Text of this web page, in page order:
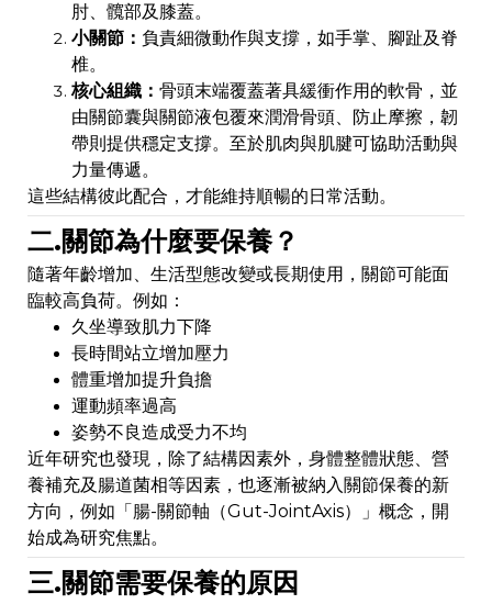
肘、髖部及膝蓋。
小關節： 負責細微動作與支撐，如手掌、腳趾及脊
椎。
核心組織： 骨頭末端覆蓋著具緩衝作用的軟骨，並
由關節囊與關節液包覆來潤滑骨頭、防止摩擦，韌
帶則提供穩定支撐。至於肌肉與肌腱可協助活動與
力量傳遞。
這些結構彼此配合，才能維持順暢的日常活動。
二.關節為什麼要保養？
隨著年齡增加、生活型態改變或長期使用，關節可能面
臨較高負荷。例如：
久坐導致肌力下降
長時間站立增加壓力
體重增加提升負擔
運動頻率過高
姿勢不良造成受力不均
近年研究也發現，除了結構因素外，身體整體狀態、營
養補充及腸道菌相等因素，也逐漸被納入關節保養的新
方向，例如「腸-關節軸（Gut-JointAxis）」概念，開
始成為研究焦點。
三.關節需要保養的原因